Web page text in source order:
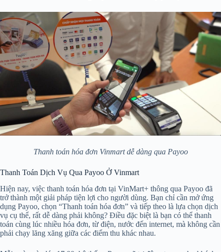
Thanh toán hóa đơn Vinmart dễ dàng qua Payoo
Thanh Toán Dịch Vụ Qua Payoo Ở Vinmart
Hiện nay, việc thanh toán hóa đơn tại VinMart+ thông qua Payoo đã
trở thành một giải pháp tiện lợi cho người dùng. Bạn chỉ cần mở ứng
dụng Payoo, chọn “Thanh toán hóa đơn” và tiếp theo là lựa chọn dịch
vụ cụ thể, rất dễ dàng phải không? Điều đặc biệt là bạn có thể thanh
toán cùng lúc nhiều hóa đơn, từ điện, nước đến internet, mà không cần
phải chạy lăng xăng giữa các điểm thu khác nhau.